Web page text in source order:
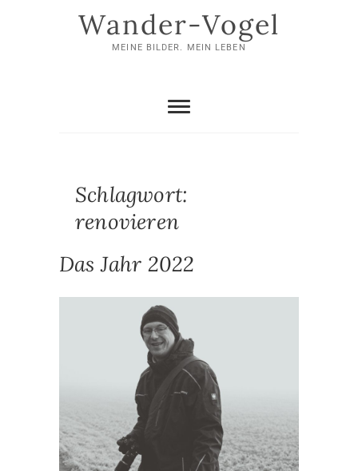
Wander-Vogel
MEINE BILDER. MEIN LEBEN
Schlagwort:
renovieren
Das Jahr 2022